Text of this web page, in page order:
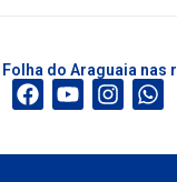
do Araguaia nas